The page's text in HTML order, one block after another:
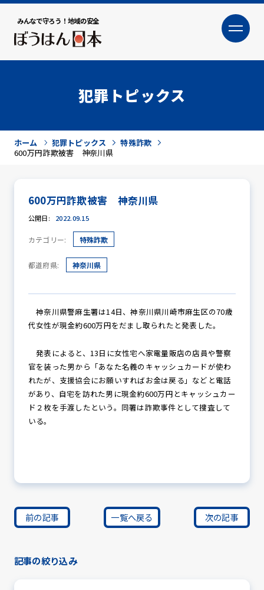
みんなで守ろう！地域の安全
大
防犯活動ニュース
防犯パトロール
防犯セミナー
防犯対策情報
犯罪トピックス
ホーム 犯罪トピックス
特殊詐欺
600万円詐欺被害 神奈川県
600万円詐欺被害 神奈川県
公開日: 2022.09.15
カテゴリー: 特殊詐欺
都道府県: 神奈川県
神奈川県警麻生署は14日、神奈川県川崎市麻生区の70歳
代女性が現金約600万円をだまし取られたと発表した。
発表によると、13日に女性宅へ家電量販店の店員や警察
官を装った男から「あなた名義のキャッシュカードが使わ
れたが、支援協会にお願いすればお金は戻る」などと電話
があり、自宅を訪れた男に現金約600万円とキャッシュカー
ド２枚を手渡したという。同署は詐欺事件として捜査して
いる。
前の記事 一覧へ戻る 次の記事
記事の絞り込み